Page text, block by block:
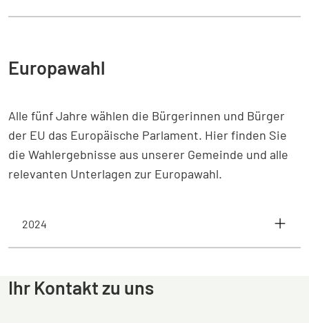
Europawahl
Alle fünf Jahre wählen die Bürgerinnen und Bürger
der EU das Europäische Parlament. Hier finden Sie
die Wahlergebnisse aus unserer Gemeinde und alle
relevanten Unterlagen zur Europawahl.
2024
Ihr Kontakt zu uns